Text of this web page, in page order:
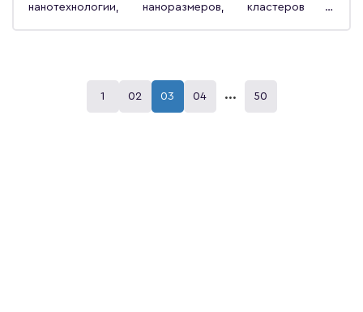
нанотехнологии, наноразмеров, кластеров и
методы нанодиагностики, принципы работы
сканирующих зондовых микроскопов. Учебное
пособие предназначено для студентов вузов,
1 02 03 04 ... 50